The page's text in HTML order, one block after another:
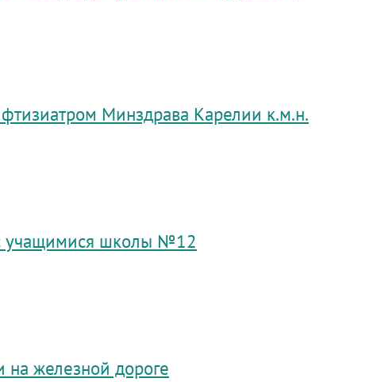
Минздрава Карелии к.м.н.
учащимися школы №12
на железной дороге